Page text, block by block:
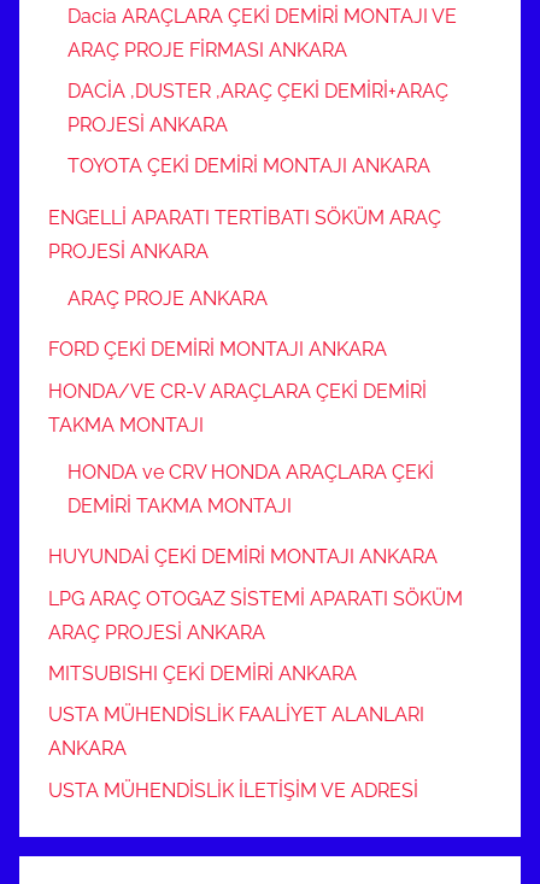
Dacia ARAÇLARA ÇEKİ DEMİRİ MONTAJI VE
ARAÇ PROJE FİRMASI ANKARA
DACİA ,DUSTER ,ARAÇ ÇEKİ DEMİRİ+ARAÇ
PROJESİ ANKARA
TOYOTA ÇEKİ DEMİRİ MONTAJI ANKARA
ENGELLİ APARATI TERTİBATI SÖKÜM ARAÇ
PROJESİ ANKARA
ARAÇ PROJE ANKARA
FORD ÇEKİ DEMİRİ MONTAJI ANKARA
HONDA/VE CR-V ARAÇLARA ÇEKİ DEMİRİ
TAKMA MONTAJI
HONDA ve CRV HONDA ARAÇLARA ÇEKİ
DEMİRİ TAKMA MONTAJI
HUYUNDAİ ÇEKİ DEMİRİ MONTAJI ANKARA
LPG ARAÇ OTOGAZ SİSTEMİ APARATI SÖKÜM
ARAÇ PROJESİ ANKARA
MITSUBISHI ÇEKİ DEMİRİ ANKARA
USTA MÜHENDİSLİK FAALİYET ALANLARI
ANKARA
USTA MÜHENDİSLİK İLETİŞİM VE ADRESİ